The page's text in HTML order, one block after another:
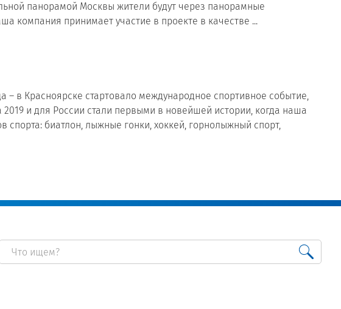
панорамой Москвы жители будут через панорамные
компания принимает участие в проекте в качестве ...
– в Красноярске стартовало международное спортивное событие,
и для России стали первыми в новейшей истории, когда наша
биатлон, лыжные гонки, хоккей, горнолыжный спорт,